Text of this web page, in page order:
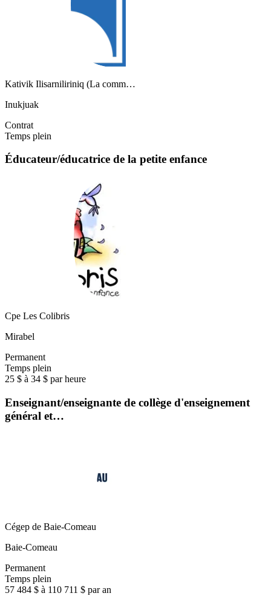
Kativik Ilisarniliriniq (La comm…
Inukjuak
Contrat
Temps plein
Éducateur/éducatrice de la petite enfance
Cpe Les Colibris
Mirabel
Permanent
Temps plein
25 $ à 34 $ par heure
Enseignant/enseignante de collège d'enseignement
général et…
Cégep de Baie-Comeau
Baie-Comeau
Permanent
Temps plein
57 484 $ à 110 711 $ par an